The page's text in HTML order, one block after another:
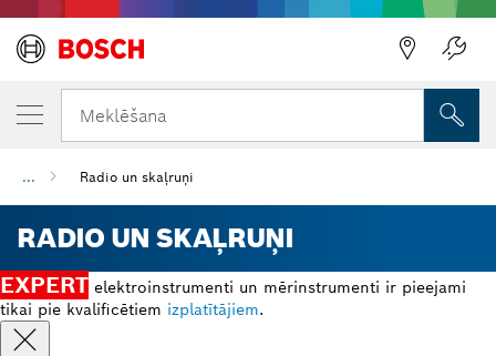
Meklēšana
... Radio un skaļruņi
RADIO UN SKAĻRUŅI
EXPERT elektroinstrumenti un mērinstrumenti ir pieejami
tikai pie kvalificētiem izplatītājiem.